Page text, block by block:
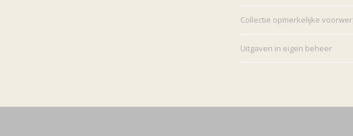
Collectie opmerkelijke
Uitgaven in eigen beheer